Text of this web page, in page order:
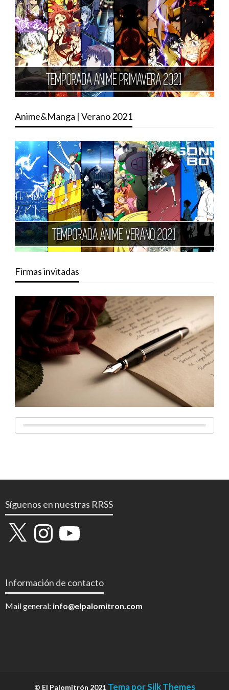
Anime&Manga | Verano 2021
Firmas invitadas
Síguenos en nuestras RRSS
X InstagramYouTube
Información de contacto
Mail general: info@elpalomitron.com
© El Palomitrón 2021 Tema por Silk Themes